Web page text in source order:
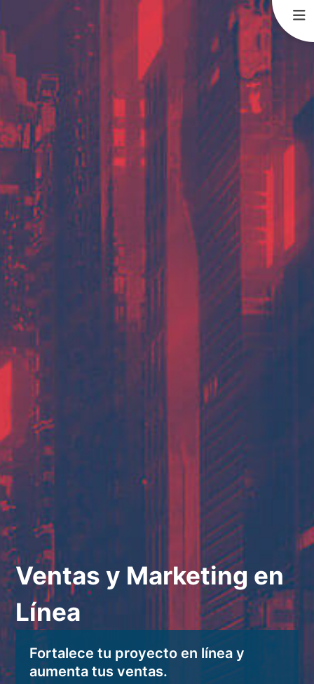
Ventas y Marketing en
Línea
Fortalece tu proyecto en línea y
aumenta tus ventas.